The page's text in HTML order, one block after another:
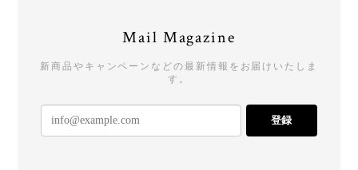
Mail Magazine
新商品やキャンペーンなどの最新情報をお届けいたしま
す。
登録